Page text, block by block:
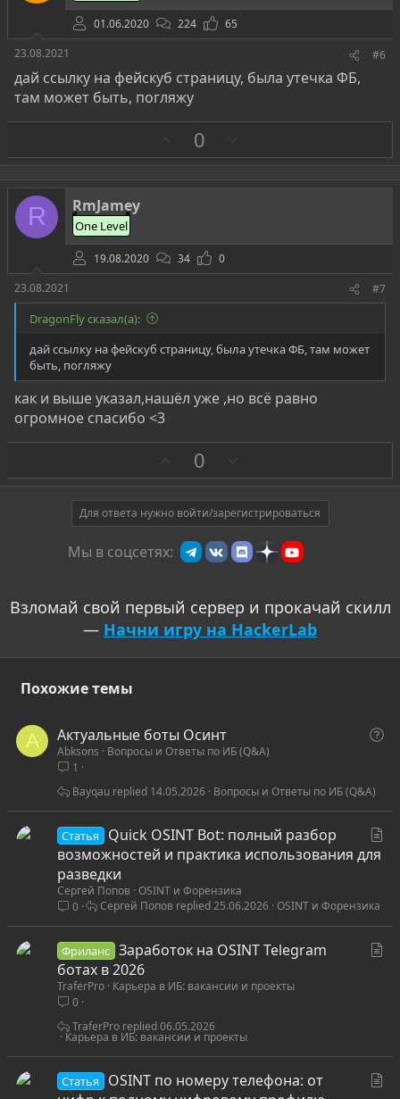
01.06.2020 224
65
23.08.2021
#6
дай ссылку на фейскуб страницу, была утечка ФБ,
там может быть, погляжу
а
0
р
о
R RmJamey
One Level
19.08.2020 34
0
23.08.2021
#7
DragonFly сказал(а):
дай ссылку на фейскуб страницу, была утечка ФБ, там может
быть, погляжу
как и выше указал,нашёл уже ,но всё равно
огромное спасибо <3
а
0
р
о
т
и
в
Для ответа нужно войти/зарегистрироваться
Мы в соцсетях:
Взломай свой первый сервер и прокачай скилл
— Начни игру на HackerLab
Похожие темы
A
В
о
Актуальные боты Осинт
Abksons
Вопросы и Ответы по ИБ (Q&A)
1
Вопросы и Ответы по ИБ (Q&A)
14.05.2026
Bayqau
я
Статья
Quick OSINT Bot: полный разбор
возможностей и практика использования для
разведки
Сергей Попов OSINT и Форензика
0
OSINT и Форензика
25.06.2026
Сергей Попов
Фриланс Заработок на OSINT Telegram
ботах в 2026
TraferPro Карьера в ИБ: вакансии и проекты
0
Карьера в ИБ: вакансии и проекты
06.05.2026
TraferPro
Статья
OSINT по номеру телефона: от